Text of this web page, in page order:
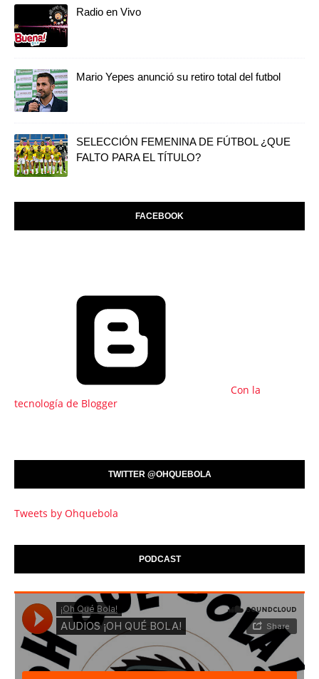
Radio en Vivo
Mario Yepes anunció su retiro total del futbol
SELECCIÓN FEMENINA DE FÚTBOL ¿QUE
FALTO PARA EL TÍTULO?
FACEBOOK
Con la
tecnología de Blogger
TWITTER @OHQUEBOLA
Tweets by Ohquebola
PODCAST